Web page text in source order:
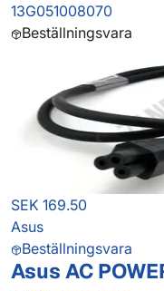
13G051008070
Beställningsvara
SEK 169.50
Asus
Beställningsvara
Asus AC